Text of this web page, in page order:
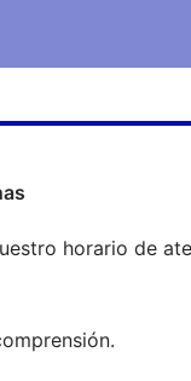
horario de